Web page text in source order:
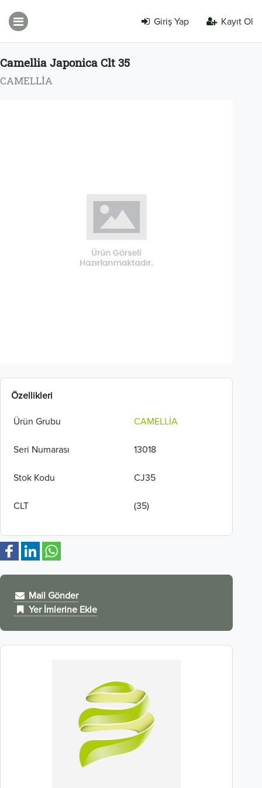
Giriş Yap Kayıt Ol
Camellia Japonica Clt 35
CAMELLİA
Özellikleri
Ürün Grubu CAMELLİA
Seri Numarası 13018
Stok Kodu CJ35
CLT (35)
Mail Gönder
Yer İmlerine Ekle